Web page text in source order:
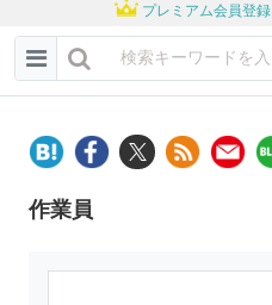
プレミアム会員登録
作業員